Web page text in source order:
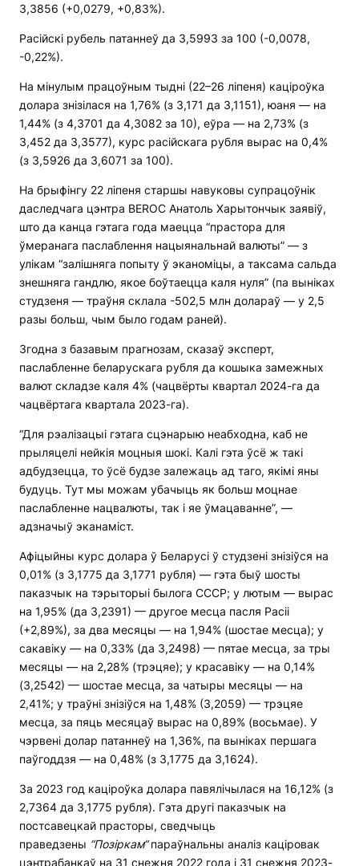
3,3856 (+0,0279, +0,83%).
Расійскі рубель патаннеў да 3,5993 за 100 (-0,0078,
-0,22%).
На мінулым працоўным тыдні (22–26 ліпеня) каціроўка
долара знізілася на 1,76% (з 3,171 да 3,1151), юаня — на
1,44% (з 4,3701 да 4,3082 за 10), еўра — на 2,73% (з
3,452 да 3,3577), курс расійскага рубля вырас на 0,4%
(з 3,5926 да 3,6071 за 100).
На брыфінгу 22 ліпеня старшы навуковы супрацоўнік
даследчага цэнтра BEROC Анатоль Харытончык заявіў,
што да канца гэтага года маецца “прастора для
ўмеранага паслаблення нацыянальнай валюты” — з
улікам “залішняга попыту ў эканоміцы, а таксама сальда
знешняга гандлю, якое боўтаецца каля нуля” (па выніках
студзеня — траўня склала -502,5 млн долараў — у 2,5
разы больш, чым было годам раней).
Згодна з базавым прагнозам, сказаў эксперт,
паслабленне беларускага рубля да кошыка замежных
валют складзе каля 4% (чацвёрты квартал 2024-га да
чацвёртага квартала 2023-га).
“Для рэалізацыі гэтага сцэнарыю неабходна, каб не
прыляцелі нейкія моцныя шокі. Калі гэта ўсё ж такі
адбудзецца, то ўсё будзе залежаць ад таго, якімі яны
будуць. Тут мы можам убачыць як больш моцнае
паслабленне нацвалюты, так і яе ўмацаванне”, —
адзначыў эканаміст.
Афіцыйны курс долара ў Беларусі ў студзені знізіўся на
0,01% (з 3,1775 да 3,1771 рубля) — гэта быў шосты
паказчык на тэрыторыі былога СССР; у лютым — вырас
на 1,95% (да 3,2391) — другое месца пасля Расіі
(+2,89%), за два месяцы — на 1,94% (шостае месца); у
сакавіку — на 0,33% (да 3,2498) — пятае месца, за тры
месяцы — на 2,28% (трэцяе); у красавіку — на 0,14%
(3,2542) — шостае месца, за чатыры месяцы — на
2,41%; у траўні знізіўся на 1,48% (3,2059) — трэцяе
месца, за пяць месяцаў вырас на 0,89% (восьмае). У
чэрвені долар патаннеў на 1,36%, па выніках першага
паўгоддзя — на 0,48% (з 3,1775 да 3,1624).
За 2023 год каціроўка долара павялічылася на 16,12% (з
2,7364 да 3,1775 рубля). Гэта другі паказчык на
постсавецкай прасторы, сведчыць
праведзены “Позіркам“параўнальны аналіз каціровак
цэнтрабанкаў на 31 снежня 2022 года і 31 снежня 2023-